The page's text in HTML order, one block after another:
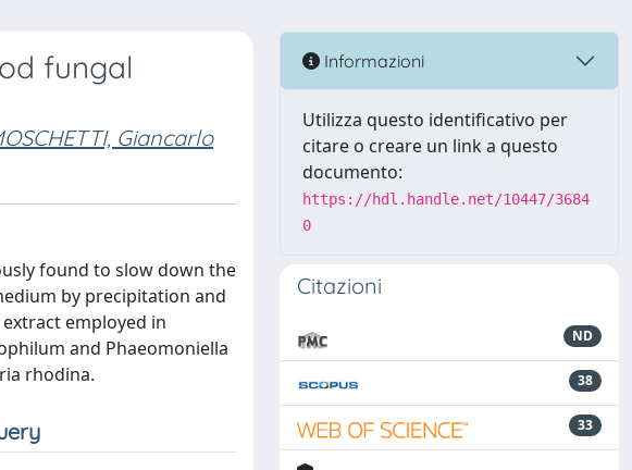
fungal
Giancarlo
found to slow down the
by precipitation and
employed in
and Phaeomoniella
rhodina.
Informazioni
Utilizza questo identificativo per
citare o creare un link a questo
documento:
https://hdl.handle.net/10447/3684
0
Citazioni
ND
38
33